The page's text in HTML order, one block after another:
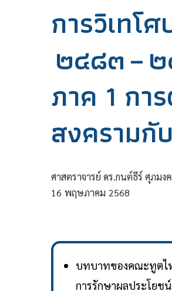
การวิเทโ
๒๔๘๓ –
ภาค 1 กา
สงครามกั
ศาสตราจารย์ ดร.กนต์ธีร์ ศุภมง
16 พฤษภาคม 2568
บทบาทของคณะทูตไ
การรักษาผลประโย